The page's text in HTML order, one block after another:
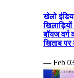
खेलो
बॉयज
खिताब पर
— Feb